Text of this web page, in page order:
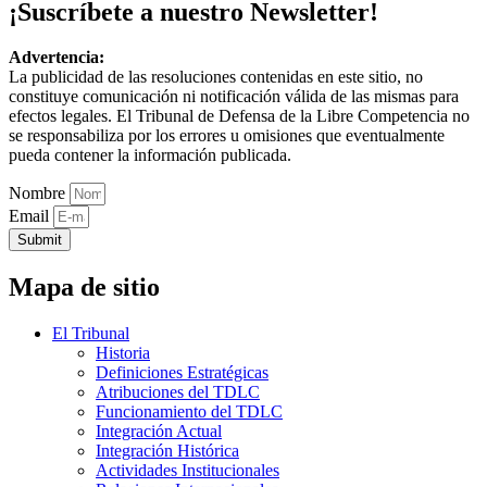
¡Suscríbete a nuestro Newsletter!
Advertencia:
La publicidad de las resoluciones contenidas en este sitio, no
constituye comunicación ni notificación válida de las mismas para
efectos legales. El Tribunal de Defensa de la Libre Competencia no
se responsabiliza por los errores u omisiones que eventualmente
pueda contener la información publicada.
Nombre
Email
Submit
Mapa de sitio
El Tribunal
Historia
Definiciones Estratégicas
Atribuciones del TDLC
Funcionamiento del TDLC
Integración Actual
Integración Histórica
Actividades Institucionales